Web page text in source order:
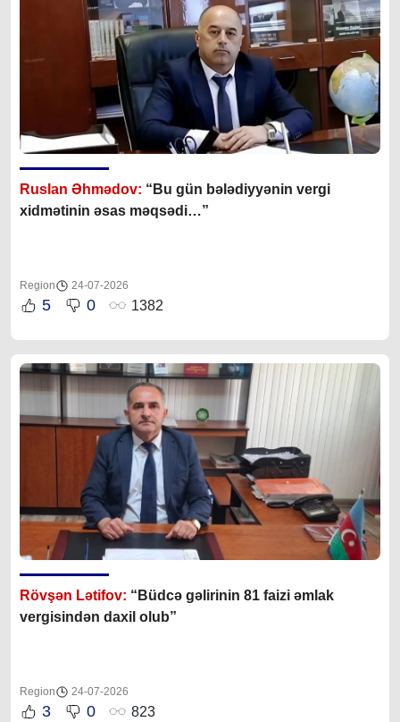
Ruslan Əhmədov: “Bu gün bələdiyyənin vergi
xidmətinin əsas məqsədi…”
Region 24-07-2026
5 0 1382
Rövşən Lətifov: “Büdcə gəlirinin 81 faizi əmlak
vergisindən daxil olub”
Region 24-07-2026
3 0 823